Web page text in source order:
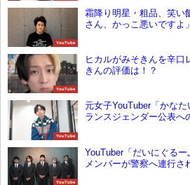
YouTube
霜降り明星・粗品、笑い
さん、かっこ悪いですよ」
YouTube
ヒカルがみそきんを辛口
きんの評価は！？
YouTube
元女子YouTuber「かな
ランスジェンダー公表へ
YouTube
YouTuber「だいにぐる
メンバーが警察へ連行さ